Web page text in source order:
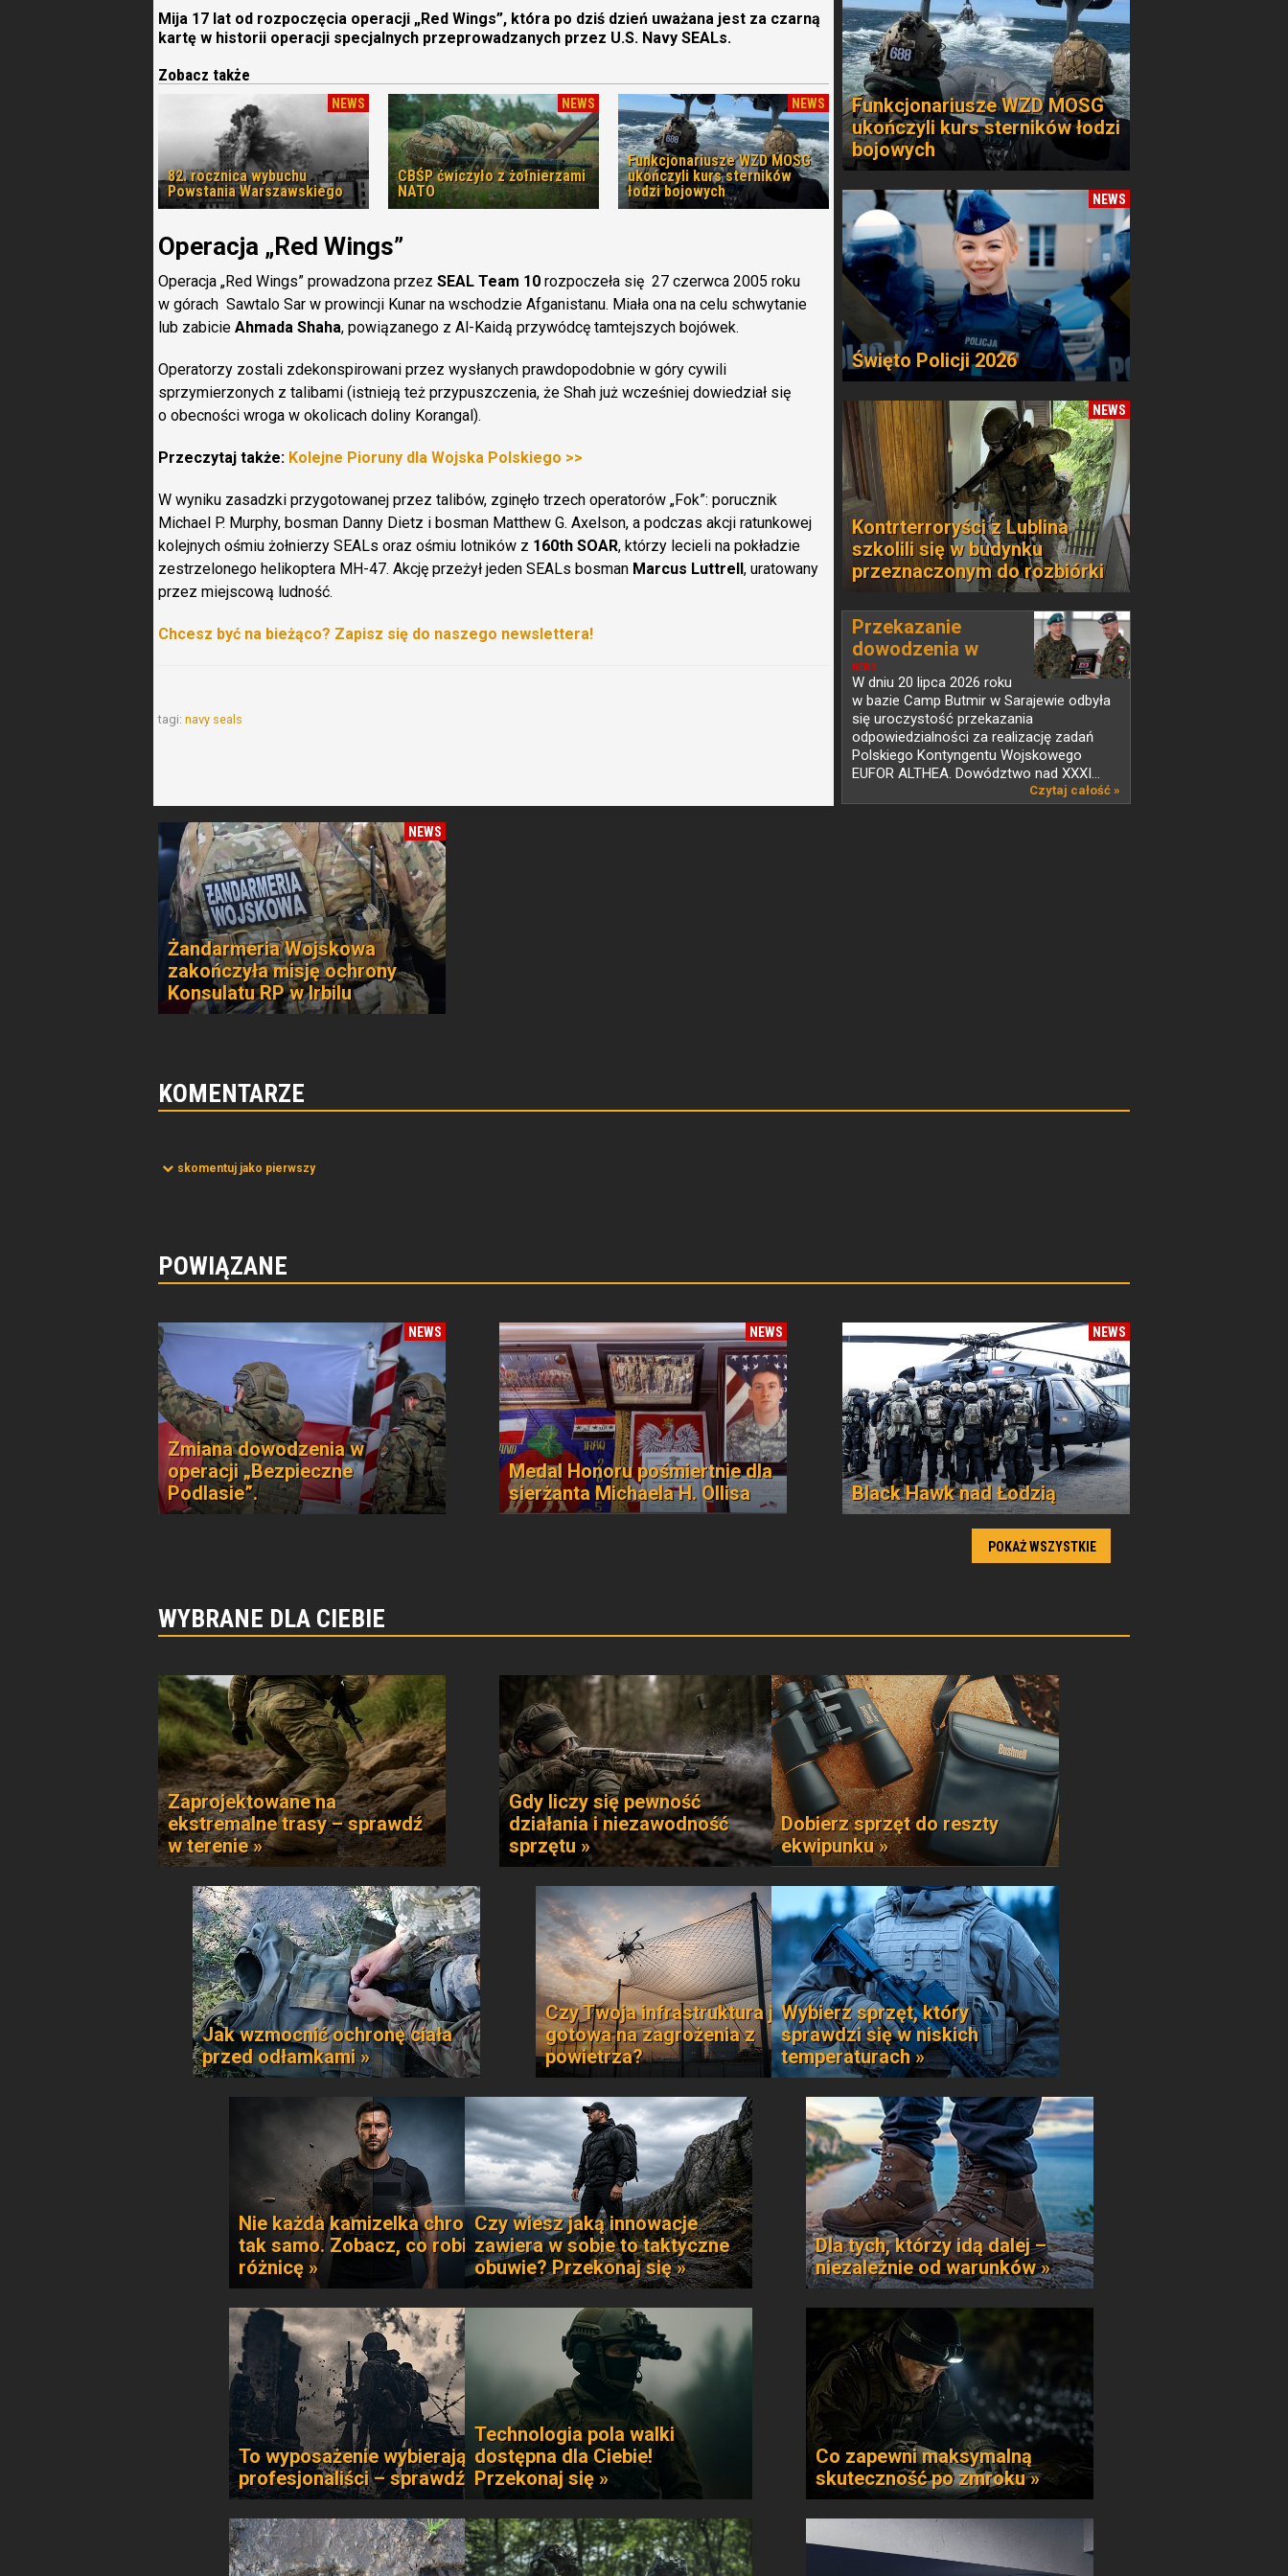
Mija 17 lat od rozpoczęcia operacji „Red Wings”, która po dziś dzień uważana jest za czarną
kartę w historii operacji specjalnych przeprowadzanych przez U.S. Navy SEALs.
Zobacz także
NEWS
82. rocznica wybuchu
Powstania Warszawskiego
NEWS
CBŚP ćwiczyło z żołnierzami
NATO
NEWS
Funkcjonariusze WZD MOSG
ukończyli kurs sterników
łodzi bojowych
Operacja „Red Wings”
Operacja „Red Wings” prowadzona przez SEAL Team 10 rozpoczeła się 27 czerwca 2005 roku
w górach Sawtalo Sar w prowincji Kunar na wschodzie Afganistanu. Miała ona na celu schwytanie
lub zabicie Ahmada Shaha, powiązanego z Al-Kaidą przywódcę tamtejszych bojówek.
Operatorzy zostali zdekonspirowani przez wysłanych prawdopodobnie w góry cywili
sprzymierzonych z talibami (istnieją też przypuszczenia, że Shah już wcześniej dowiedział się
o obecności wroga w okolicach doliny Korangal).
Przeczytaj także: Kolejne Pioruny dla Wojska Polskiego >>
W wyniku zasadzki przygotowanej przez talibów, zginęło trzech operatorów „Fok”: porucznik
Michael P. Murphy, bosman Danny Dietz i bosman Matthew G. Axelson, a podczas akcji ratunkowej
kolejnych ośmiu żołnierzy SEALs oraz ośmiu lotników z 160th SOAR, którzy lecieli na pokładzie
zestrzelonego helikoptera MH-47. Akcję przeżył jeden SEALs bosman Marcus Luttrell, uratowany
przez miejscową ludność.
Chcesz być na bieżąco? Zapisz się do naszego newslettera!
tagi: navy seals
Funkcjonariusze WZD MOSG
ukończyli kurs sterników łodzi
bojowych
NEWS
Święto Policji 2026
NEWS
Kontrterroryści z Lublina
szkolili się w budynku
przeznaczonym do rozbiórki
NEWS
Przekazanie
dowodzenia w
PKW...
W dniu 20 lipca 2026 roku
w bazie Camp Butmir w Sarajewie odbyła
się uroczystość przekazania
odpowiedzialności za realizację zadań
Polskiego Kontyngentu Wojskowego
EUFOR ALTHEA. Dowództwo nad XXXI...
Czytaj całość »
NEWS
Żandarmeria Wojskowa
zakończyła misję ochrony
Konsulatu RP w Irbilu
KOMENTARZE
skomentuj jako pierwszy
POWIĄZANE
NEWS
Zmiana dowodzenia w
operacji „Bezpieczne
Podlasie”.
NEWS
Medal Honoru pośmiertnie dla
sierżanta Michaela H. Ollisa
NEWS
Black Hawk nad Łodzią
POKAŻ WSZYSTKIE
WYBRANE DLA CIEBIE
Zaprojektowane na
ekstremalne trasy – sprawdź
w terenie »
Gdy liczy się pewność
działania i niezawodność
sprzętu »
Dobierz sprzęt do reszty
ekwipunku »
Jak wzmocnić ochronę ciała
przed odłamkami »
Czy Twoja infrastruktura jest
gotowa na zagrożenia z
powietrza?
Wybierz sprzęt, który
sprawdzi się w niskich
temperaturach »
Nie każda kamizelka chroni
tak samo. Zobacz, co robi
różnicę »
Czy wiesz jaką innowacje
zawiera w sobie to taktyczne
obuwie? Przekonaj się »
Dla tych, którzy idą dalej –
niezależnie od warunków »
To wyposażenie wybierają
profesjonaliści – sprawdź »
Technologia pola walki
dostępna dla Ciebie!
Przekonaj się »
Co zapewni maksymalną
skuteczność po zmroku »